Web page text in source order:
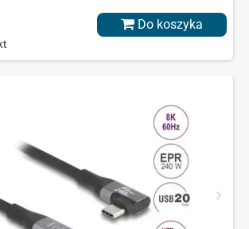
Do koszyka